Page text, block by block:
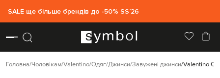
SALE ще більше брендів до -50% SS`26
Головна Чоловікам Valentino Одяг Джинси Завужені джинси Valentino